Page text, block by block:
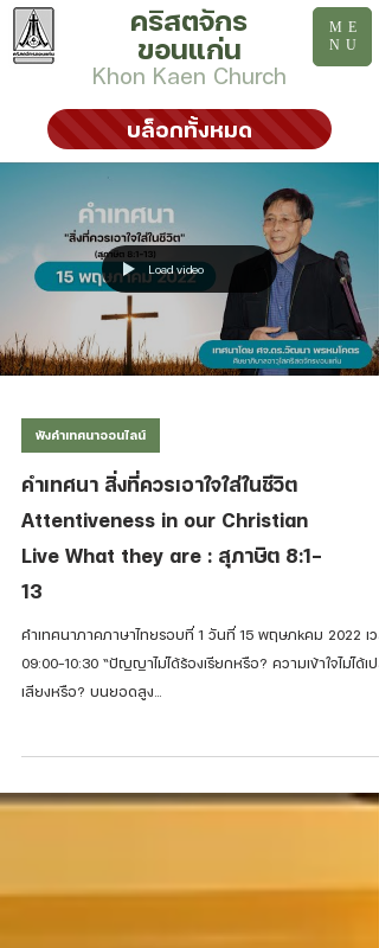
ME
NU
คริสตจักร
ขอนแก่น
Khon Kaen Church
บล็อกทั้งหมด
Load video
ฟังคำเทศนาออนไลน์
คำเทศนา สิ่งที่ควรเอาใจใส่ในชีวิต
Attentiveness in our Christian
Live What they are : สุภาษิต 8:1-
13
คำเทศนาภาคภาษาไทยรอบที่ 1 วันที่ 15 พฤษภkคม 2022 เว
09:00-10:30 “ปัญญาไม่ได้ร้องเรียกหรือ? ความเข้าใจไม่ได้เป
เสียงหรือ? บนยอดสูง...